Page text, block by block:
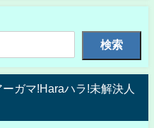
検索
ガマ!Haraハラ!未解決人